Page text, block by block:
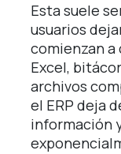
Esta suele
usuarios
comienzan
Excel,
archivos
el ERP deja
información